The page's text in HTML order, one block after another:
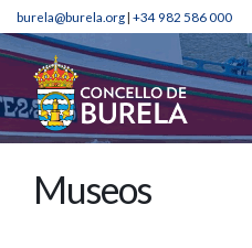
burela@burela.org| +34 982 586 000
Museos